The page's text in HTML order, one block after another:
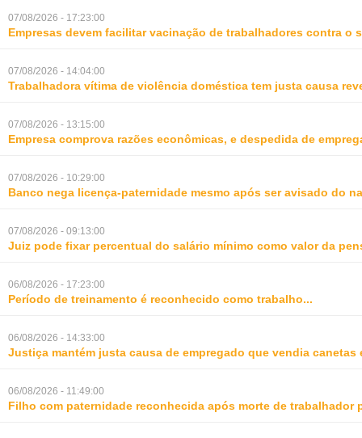
07/08/2026 - 17:23:00
Empresas devem facilitar vacinação de trabalhadores contra o
07/08/2026 - 14:04:00
Trabalhadora vítima de violência doméstica tem justa causa
07/08/2026 - 13:15:00
Empresa comprova razões econômicas, e despedida de
07/08/2026 - 10:29:00
Banco nega licença-paternidade mesmo após ser avisado do
07/08/2026 - 09:13:00
Juiz pode fixar percentual do salário mínimo como valor da
06/08/2026 - 17:23:00
Período de treinamento é reconhecido como trabalho...
06/08/2026 - 14:33:00
Justiça mantém justa causa de empregado que vendia canetas
06/08/2026 - 11:49:00
Filho com paternidade reconhecida após morte de trabalhador